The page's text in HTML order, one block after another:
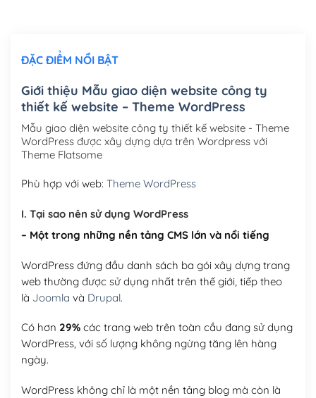
Mua thêm Host + Tên miền
Tên miền quốc tế .com .net .org (1 năm)
Tên miền Việt Nam .vn (1 năm)(+550,000₫)
Hosting 2GB SSD (1 năm)(+450,000₫)
Hosting 8GB SSD (1 năm) (+950,000₫)
ĐẶC ĐIỂM NỔI BẬT
Giới thiệu Mẫu giao diện website công ty
thiết kế website – Theme WordPress
Mẫu giao diện website công ty thiết kế website - Theme
WordPress được xây dựng dựa trên Wordpress với
Theme Flatsome
Phù hợp với web: Theme WordPress
I. Tại sao nên sử dụng WordPress
– Một trong những nền tảng CMS lớn và nổi tiếng
WordPress đứng đầu danh sách ba gói xây dựng trang
web thường được sử dụng nhất trên thế giới, tiếp theo
là Joomla và Drupal.
Có hơn 29%các trang web trên toàn cầu đang sử dụng
WordPress, với số lượng không ngừng tăng lên hàng
ngày.
WordPress không chỉ là một nền tảng blog mà còn là